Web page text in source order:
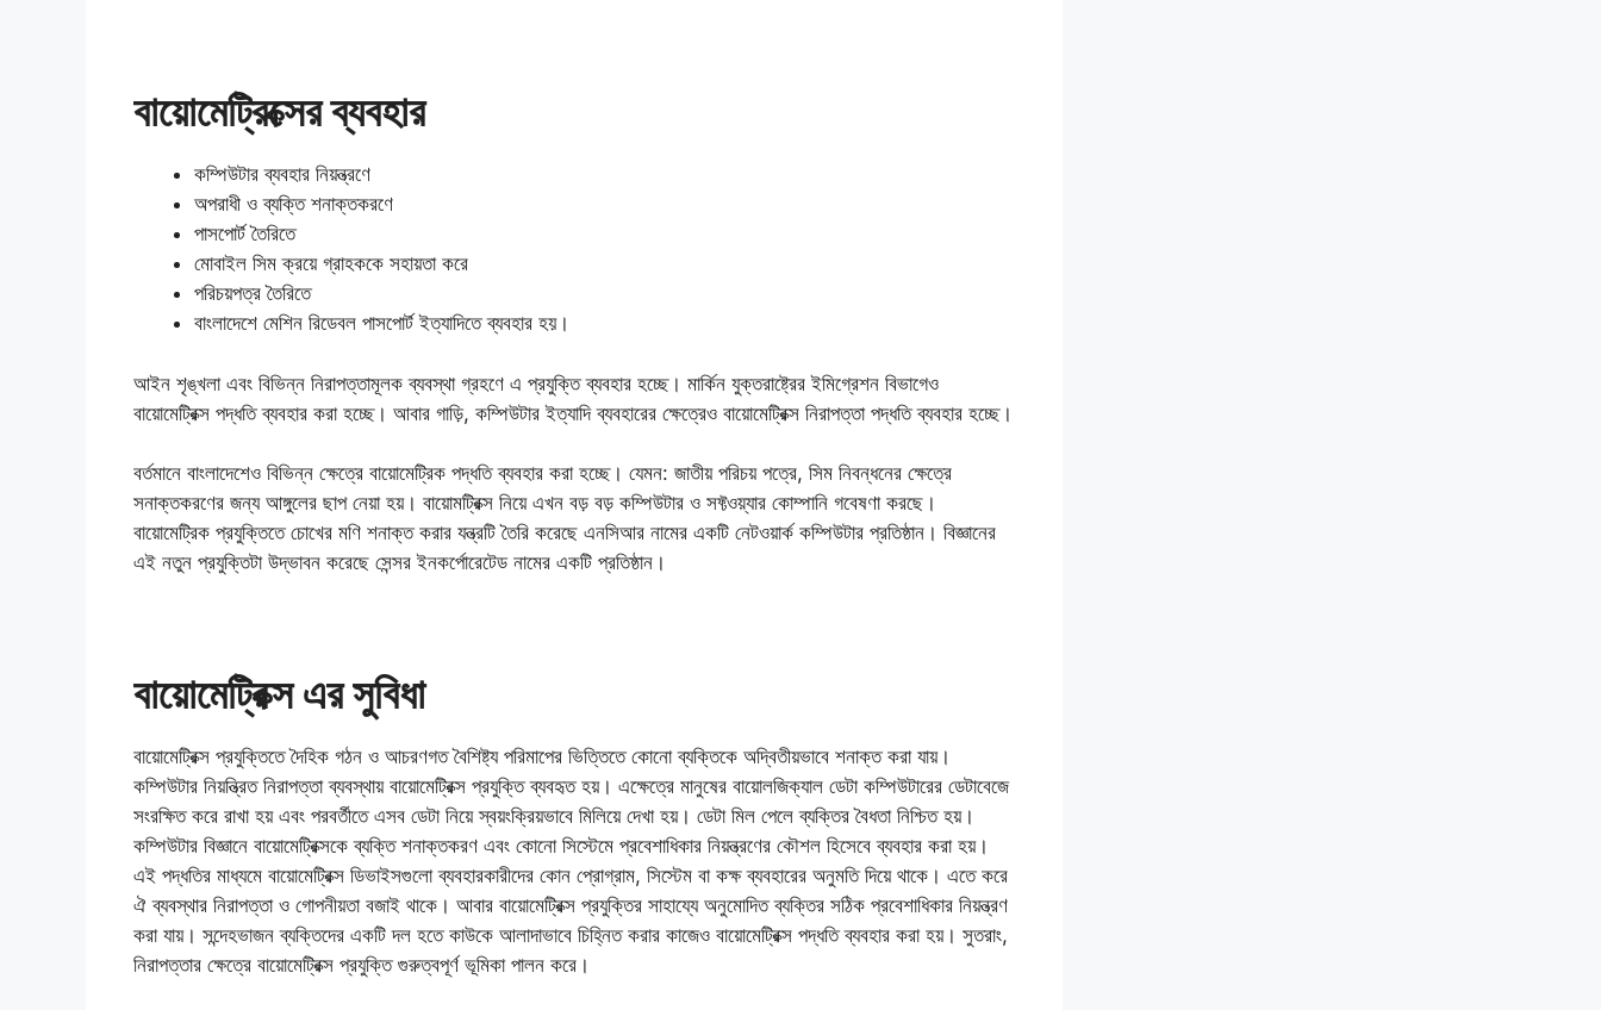
বায়োমেট্রিক্সের ব্যবহার
কম্পিউটার ব্যবহার নিয়ন্ত্রণে
অপরাধী ও ব্যক্তি শনাক্তকরণে
পাসপোর্ট তৈরিতে
মোবাইল সিম ক্রয়ে গ্রাহককে সহায়তা করে
পরিচয়পত্র তৈরিতে
বাংলাদেশে মেশিন রিডেবল পাসপোর্ট ইত্যাদিতে ব্যবহার হয়।
আইন শৃঙ্খলা এবং বিভিন্ন নিরাপত্তামূলক ব্যবস্থা গ্রহণে এ প্রযুক্তি ব্যবহার হচ্ছে। মার্কিন যুক্তরাষ্ট্রের ইমিগ্রেশন বিভাগেও
বায়োমেট্রিক্স পদ্ধতি ব্যবহার করা হচ্ছে। আবার গাড়ি, কম্পিউটার ইত্যাদি ব্যবহারের ক্ষেত্রেও বায়োমেট্রিক্স নিরাপত্তা পদ্ধতি ব্যবহার হচ্ছে।
বর্তমানে বাংলাদেশেও বিভিন্ন ক্ষেত্রে বায়োমেট্রিক পদ্ধতি ব্যবহার করা হচ্ছে। যেমন: জাতীয় পরিচয় পত্রে, সিম নিবন্ধনের ক্ষেত্রে
সনাক্তকরণের জন্য আঙ্গুলের ছাপ নেয়া হয়। বায়োমট্রিক্স নিয়ে এখন বড় বড় কম্পিউটার ও সফ্টওয়্যার কোম্পানি গবেষণা করছে।
বায়োমেট্রিক প্রযুক্তিতে চোখের মণি শনাক্ত করার যন্ত্রটি তৈরি করেছে এনসিআর নামের একটি নেটওয়ার্ক কম্পিউটার প্রতিষ্ঠান। বিজ্ঞানের
এই নতুন প্রযুক্তিটা উদ্ভাবন করেছে সেন্সর ইনকর্পোরেটেড নামের একটি প্রতিষ্ঠান।
বায়োমেট্রিক্স এর সুবিধা
বায়োমেট্রিক্স প্রযুক্তিতে দৈহিক গঠন ও আচরণগত বৈশিষ্ট্য পরিমাপের ভিত্তিতে কোনো ব্যক্তিকে অদ্বিতীয়ভাবে শনাক্ত করা যায়।
কম্পিউটার নিয়ন্ত্রিত নিরাপত্তা ব্যবস্থায় বায়োমেট্রিক্স প্রযুক্তি ব্যবহৃত হয়। এক্ষেত্রে মানুষের বায়োলজিক্যাল ডেটা কম্পিউটারের ডেটাবেজে
সংরক্ষিত করে রাখা হয় এবং পরবর্তীতে এসব ডেটা নিয়ে স্বয়ংক্রিয়ভাবে মিলিয়ে দেখা হয়। ডেটা মিল পেলে ব্যক্তির বৈধতা নিশ্চিত হয়।
কম্পিউটার বিজ্ঞানে বায়োমেট্রিক্সকে ব্যক্তি শনাক্তকরণ এবং কোনো সিস্টেমে প্রবেশাধিকার নিয়ন্ত্রণের কৌশল হিসেবে ব্যবহার করা হয়।
এই পদ্ধতির মাধ্যমে বায়োমেট্রিক্স ডিভাইসগুলো ব্যবহারকারীদের কোন প্রোগ্রাম, সিস্টেম বা কক্ষ ব্যবহারের অনুমতি দিয়ে থাকে। এতে করে
ঐ ব্যবস্থার নিরাপত্তা ও গোপনীয়তা বজাই থাকে। আবার বায়োমেট্রিক্স প্রযুক্তির সাহায্যে অনুমোদিত ব্যক্তির সঠিক প্রবেশাধিকার নিয়ন্ত্রণ
করা যায়। সন্দেহভাজন ব্যক্তিদের একটি দল হতে কাউকে আলাদাভাবে চিহ্নিত করার কাজেও বায়োমেট্রিক্স পদ্ধতি ব্যবহার করা হয়। সুতরাং,
নিরাপত্তার ক্ষেত্রে বায়োমেট্রিক্স প্রযুক্তি গুরুত্বপূর্ণ ভূমিকা পালন করে।